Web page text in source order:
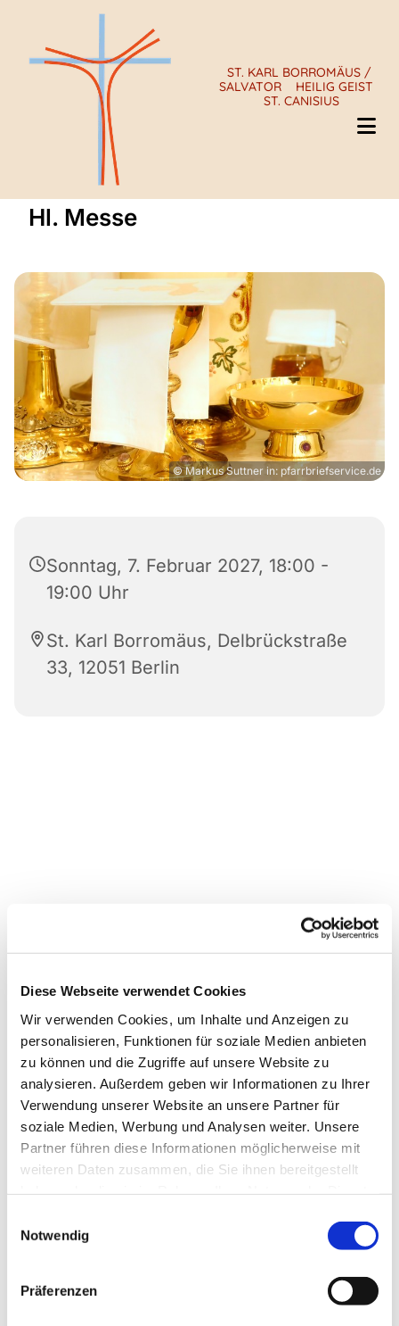
Diese Webseite verwendet Cookies
Wir verwenden Cookies, um Inhalte und Anzeigen zu
personalisieren, Funktionen für soziale Medien anbieten
zu können und die Zugriffe auf unsere Website zu
analysieren. Außerdem geben wir Informationen zu Ihrer
Verwendung unserer Website an unsere Partner für
soziale Medien, Werbung und Analysen weiter. Unsere
Partner führen diese Informationen möglicherweise mit
weiteren Daten zusammen, die Sie ihnen bereitgestellt
Notwendig
Präferenzen
ST. KARL BORROMÄUS /
SALVATOR
HEILIG GEIST
ST. CANISIUS
Hl. Messe
© Markus Suttner in: pfarrbriefservice.de
Sonntag, 7. Februar 2027, 18:00 -
19:00 Uhr
St. Karl Borromäus, Delbrückstraße
33, 12051 Berlin
Dies könnte Sie auch
interessieren